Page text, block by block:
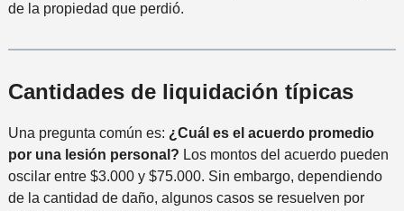
de la propiedad que perdió.
Cantidades de liquidación típicas
Una pregunta común es: ¿Cuál es el acuerdo promedio
por una lesión personal? Los montos del acuerdo pueden
oscilar entre $3.000 y $75.000. Sin embargo, dependiendo
de la cantidad de daño, algunos casos se resuelven por